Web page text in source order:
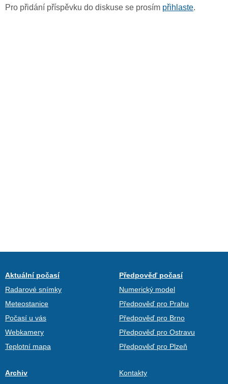
Pro přidání příspěvku do diskuse se prosím přihlaste.
Aktuální počasí
Radarové snímky
Meteostanice
Počasí u vás
Webkamery
Teplotní mapa
Předpověď počasí
Numerický model
Předpověď pro Prahu
Předpověď pro Brno
Předpověď pro Ostravu
Předpověď pro Plzeň
Archiv
Kontakty